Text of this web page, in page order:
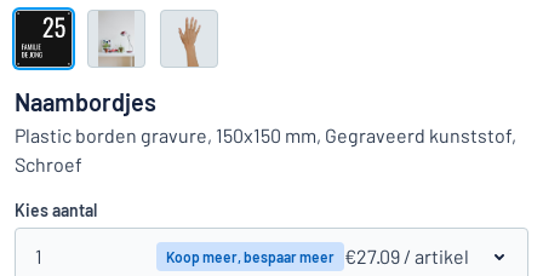
Kun je niet vinden wat je zoekt? Ontwerp uw bord hier
Toon alle categorieën
Inloggen
Bedrijf
Naambordjes
Plastic borden gravure, 150x150 mm, Gegraveerd kunststof,
Schroef
Kies aantal
1 Koop meer, bespaar meer €27.09 / artikel